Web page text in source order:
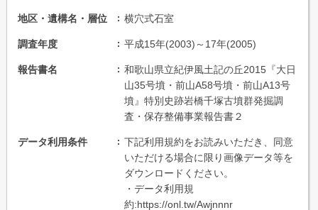
地区・遺構名・層位 横穴式石室
調査年度 平成15年(2003)～17年(2005)
報告書名
和歌山県立紀伊風土記の丘2015『大日
山35号墳・前山A58号墳・前山A13号
墳』特別史跡岩橋千塚古墳群発掘調
査・保存整備事業報告書２
データ利用条件
下記利用規約をお読みいただき、同意
いただける場合に限り画像データ等を
ダウンロードください。
・データ利用規
約:https://onl.tw/Awjnnnr